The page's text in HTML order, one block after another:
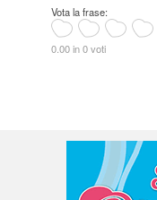
Vota la frase:
0.00 in 0 voti